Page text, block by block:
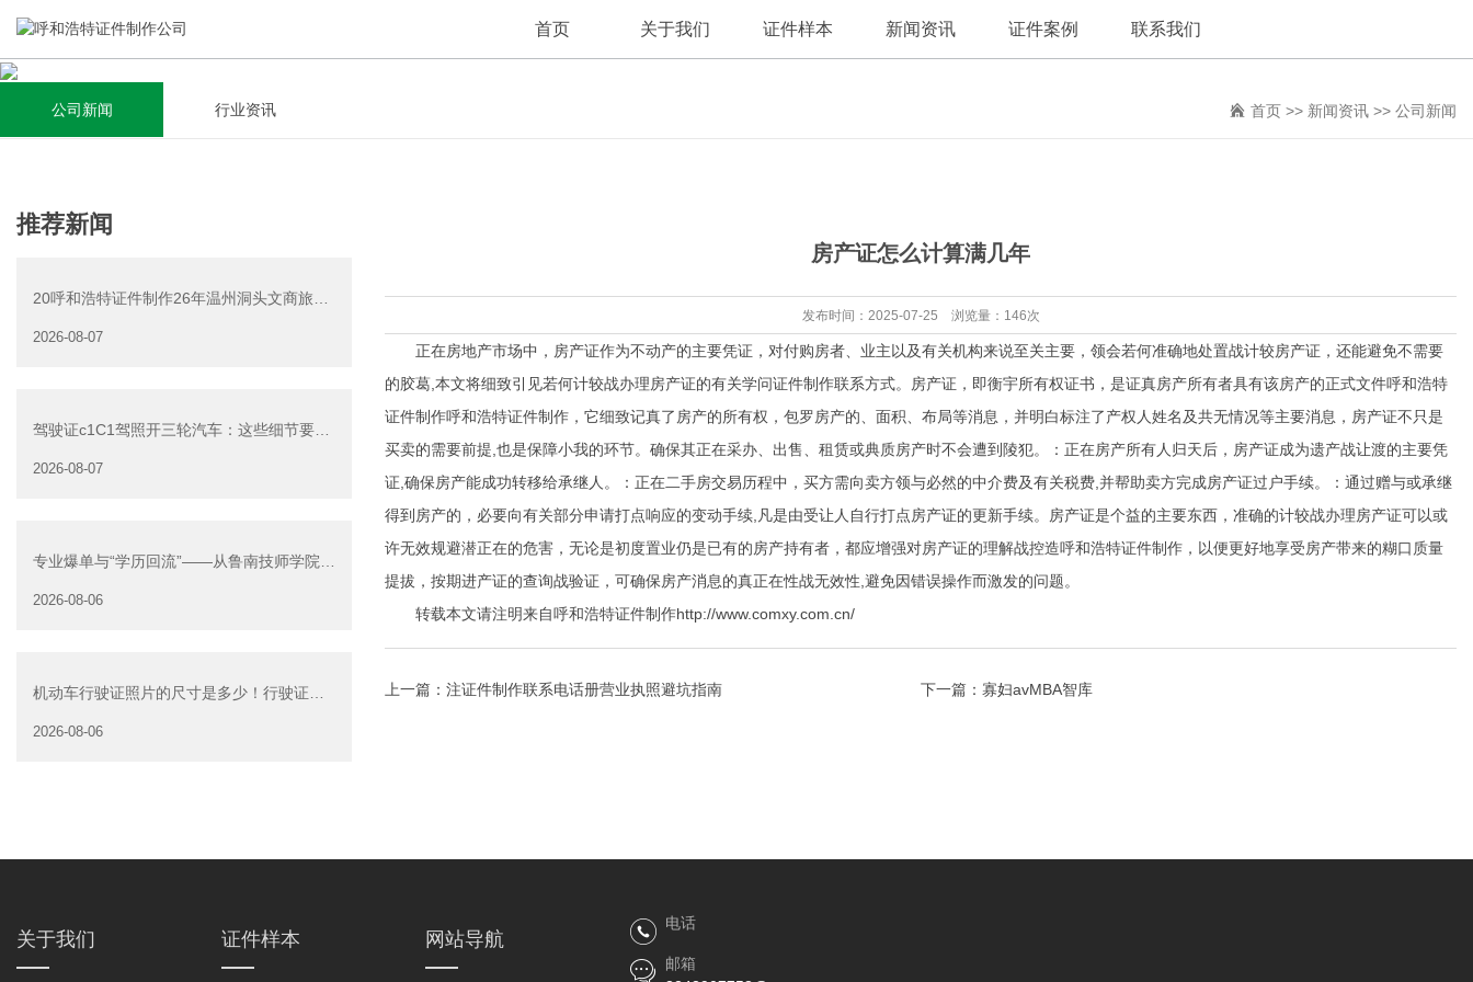
首页 关于我们
关于我们
集研发，设计，制造，安装于一体，多元化的定制需求，为上
千家企业提供过专业定制服务！
查看详情
证件样本 新闻资讯
新闻资讯
全自动流水线规模化生产，准时按期交货，年生产能力超过
40W万方米以上，拥有遍布全国的商务合作伙伴和较为完善的
查看详情
证件案例 联系我们
公司新闻 行业资讯 首页 >> 新闻资讯 >> 公司新闻
推荐新闻
20呼和浩特证件制作26年温州洞头文商旅游
2026-08-07
驾驶证c1C1驾照开三轮汽车：这些细节要注
2026-08-07
专业爆单与“学历回流”——从鲁南技师学院透
2026-08-06
机动车行驶证照片的尺寸是多少！行驶证照
2026-08-06
房产证怎么计算满几年
发布时间：2025-07-25 浏览量：146次
正在房地产市场中，房产证作为不动产的主要凭证，对付购房者、业主以及有关机构来说至关主要，领会若何准确地处置战计较房产证，还能避免不需要
的胶葛,本文将细致引见若何计较战办理房产证的有关学问证件制作联系方式。房产证，即衡宇所有权证书，是证真房产所有者具有该房产的正式文件呼和浩特
证件制作呼和浩特证件制作，它细致记真了房产的所有权，包罗房产的、面积、布局等消息，并明白标注了产权人姓名及共无情况等主要消息，房产证不只是
买卖的需要前提,也是保障小我的环节。确保其正在采办、出售、租赁或典质房产时不会遭到陵犯。：正在房产所有人归天后，房产证成为遗产战让渡的主要凭
证,确保房产能成功转移给承继人。：正在二手房交易历程中，买方需向卖方领与必然的中介费及有关税费,并帮助卖方完成房产证过户手续。：通过赠与或承继
得到房产的，必要向有关部分申请打点响应的变动手续,凡是由受让人自行打点房产证的更新手续。房产证是个益的主要东西，准确的计较战办理房产证可以或
许无效规避潜正在的危害，无论是初度置业仍是已有的房产持有者，都应增强对房产证的理解战控造呼和浩特证件制作，以便更好地享受房产带来的糊口质量
提拔，按期进产证的查询战验证，可确保房产消息的真正在性战无效性,避免因错误操作而激发的问题。
转载本文请注明来自呼和浩特证件制作http://www.comxy.com.cn/
上一篇： 注证件制作联系电话册营业执照避坑指南 下一篇： 寡妇avMBA智库
关于我们 证件样本 网站导航
电话
邮箱